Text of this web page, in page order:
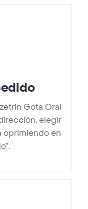
Gota Oral
elegir
oprimiendo en